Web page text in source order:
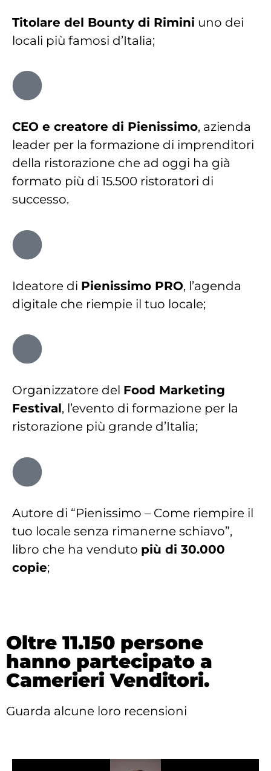
Titolare del Bounty di Rimini uno dei
locali più famosi d’Italia;
CEO e creatore di Pienissimo, azienda
leader per la formazione di imprenditori
della ristorazione che ad oggi ha già
formato più di 15.500 ristoratori di
successo.
Ideatore di Pienissimo PRO, l’agenda
digitale che riempie il tuo locale;
Organizzatore del Food Marketing
Festival, l’evento di formazione per la
ristorazione più grande d’Italia;
Autore di “Pienissimo – Come riempire il
tuo locale senza rimanerne schiavo”,
libro che ha venduto più di 30.000
copie;
Oltre 11.150 persone
hanno partecipato a
Camerieri Venditori.
Guarda alcune loro recensioni